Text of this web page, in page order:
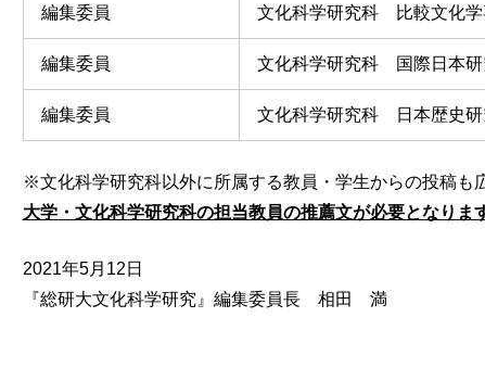
編集委員 文化科学研究科 比較文化
編集委員 文化科学研究科 国際日本
編集委員 文化科学研究科 日本歴史
※文化科学研究科以外に所属する教員・学生からの投稿も
大学・文化科学研究科の担当教員の推薦文が必要となりま
2021年5月12日
『総研大文化科学研究』編集委員長 相田 満